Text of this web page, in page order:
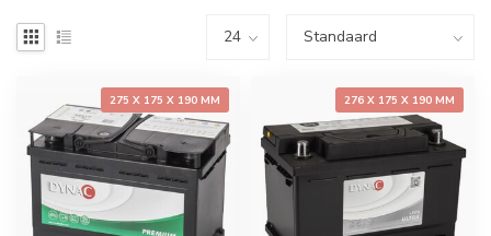
275 X 175 X 190 MM 276 X 175 X 190 MM